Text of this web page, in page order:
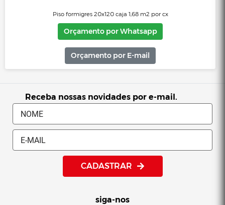
Piso formigres 20x120 caja 1,68 m2 por cx
Orçamento por Whatsapp
Orçamento por E-mail
Receba nossas novidades por e-mail.
CADASTRAR
siga-nos